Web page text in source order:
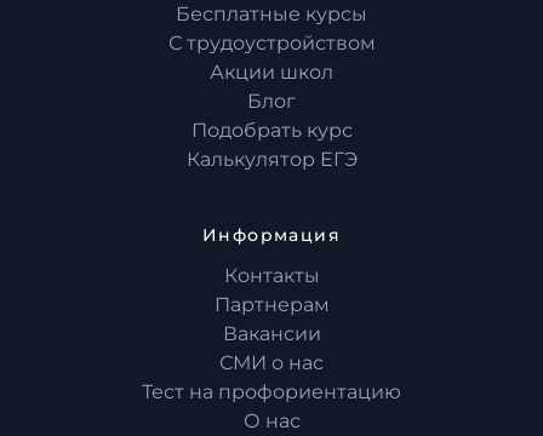
Бесплатные курсы
С трудоустройством
Акции школ
Блог
Подобрать курс
Калькулятор ЕГЭ
Информация
Контакты
Партнерам
Вакансии
СМИ о нас
Тест на профориентацию
О нас